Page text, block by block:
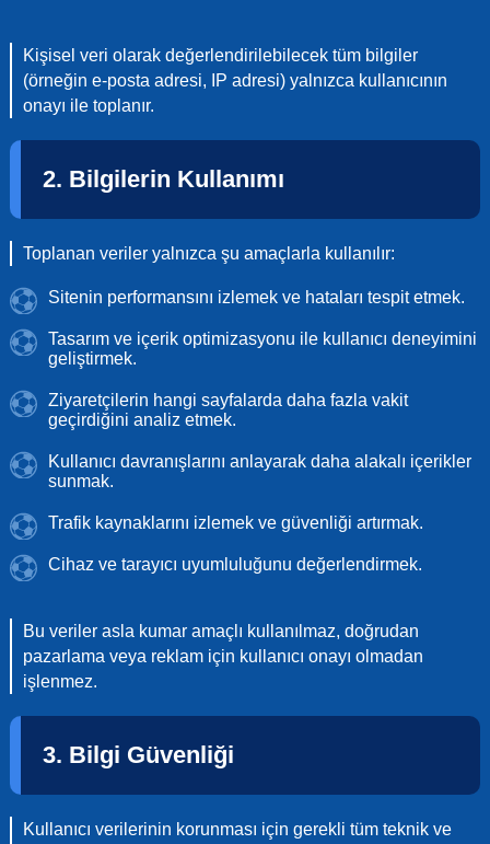
Kişisel veri olarak değerlendirilebilecek tüm bilgiler
(örneğin e-posta adresi, IP adresi) yalnızca kullanıcının
onayı ile toplanır.
2. Bilgilerin Kullanımı
Toplanan veriler yalnızca şu amaçlarla kullanılır:
Sitenin performansını izlemek ve hataları tespit etmek.
Tasarım ve içerik optimizasyonu ile kullanıcı deneyimini
geliştirmek.
Ziyaretçilerin hangi sayfalarda daha fazla vakit
geçirdiğini analiz etmek.
Kullanıcı davranışlarını anlayarak daha alakalı içerikler
sunmak.
Trafik kaynaklarını izlemek ve güvenliği artırmak.
Cihaz ve tarayıcı uyumluluğunu değerlendirmek.
Bu veriler asla kumar amaçlı kullanılmaz, doğrudan
pazarlama veya reklam için kullanıcı onayı olmadan
işlenmez.
3. Bilgi Güvenliği
Kullanıcı verilerinin korunması için gerekli tüm teknik ve